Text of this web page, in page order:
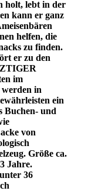
holt, lebt in der
kann er ganz
helfen, die
zu finden.
er zu den
im
in
ein
Buchen- und
von
Größe ca.
3 Jahre.
36